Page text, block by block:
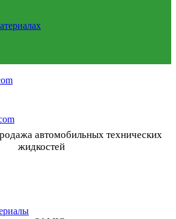
автомобильных технических
жидкостей